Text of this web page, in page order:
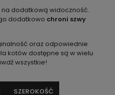
dodatkową widoczność.
dodatkowo chroni szwy
oraz odpowiednie
kotów dostępne są w wielu
wszystkie!
SZEROKOŚĆ